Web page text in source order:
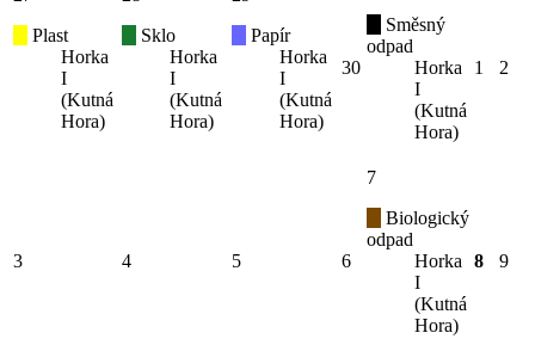
Plast
Horka
I
(Kutná
Hora)
Sklo
Horka
I
(Kutná
Hora)
Papír
Horka
I
(Kutná
Hora)
30
Směsný
odpad
Horka
I
(Kutná
Hora)
1 2
3 4 5 6
7
Biologický
odpad
Horka
I
(Kutná
Hora)
8 9